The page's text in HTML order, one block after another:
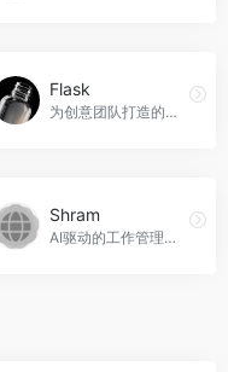
Flask
为创意团队打造的下一代视频协作工具，可记录反馈、提取要点等。
Shram
AI驱动的工作管理工具，帮助团队高效协作并提升工作乐趣。